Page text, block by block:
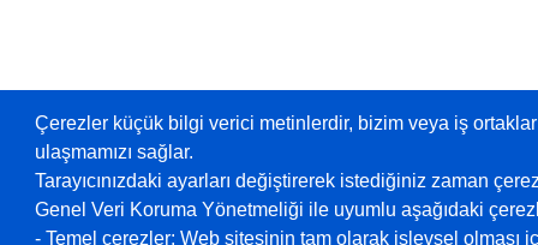
Çerezler küçük bilgi verici metinlerdir, bizim veya iş
ulaşmamızı sağlar.
Tarayıcınızdaki ayarları değiştirerek istediğiniz zaman
Genel Veri Koruma Yönetmeliği ile uyumlu aşağıdaki
- Temel çerezler: Web sitesinin tam olarak işlevsel olması